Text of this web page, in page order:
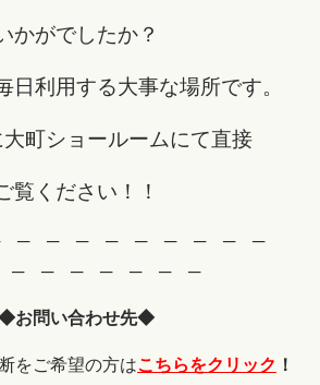
かがでしたか？
日利用する大事な場所です。
町ショールームにて直接
覧ください！！
─ ─ ─ ─ ─ ─ ─ ─ ─
─ ─ ─ ─ ─ ─ ─
お問い合わせ先◆
をご希望の方はこちらをクリック ！